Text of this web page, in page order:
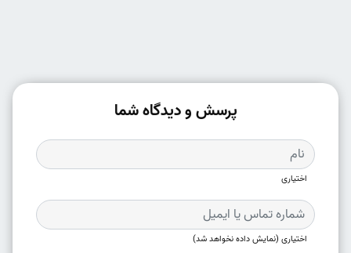
پرسش و دیدگاه شما
اختیاری
اختیاری (نمایش داده نخواهد شد)